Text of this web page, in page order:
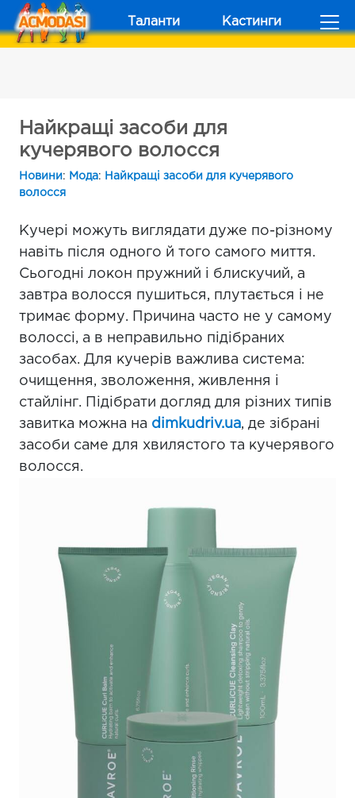
Таланти Кастинги
Найкращі засоби для
кучерявого волосся
Новини: Мода:
Найкращі засоби для кучерявого
волосся
Кучері можуть виглядати дуже по-різному
навіть після одного й того самого миття.
Сьогодні локон пружний і блискучий, а
завтра волосся пушиться, плутається і не
тримає форму. Причина часто не у самому
волоссі, а в неправильно підібраних
засобах. Для кучерів важлива система:
очищення, зволоження, живлення і
стайлінг. Підібрати догляд для різних типів
завитка можна на dimkudriv.ua, де зібрані
засоби саме для хвилястого та кучерявого
волосся.